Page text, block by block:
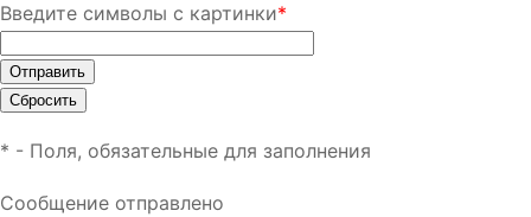
Введите символы с картинки*
* - Поля, обязательные для заполнения
Сообщение отправлено